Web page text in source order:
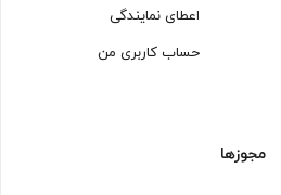
اعطای نمایندگی
حساب کاربری من
مجوزها